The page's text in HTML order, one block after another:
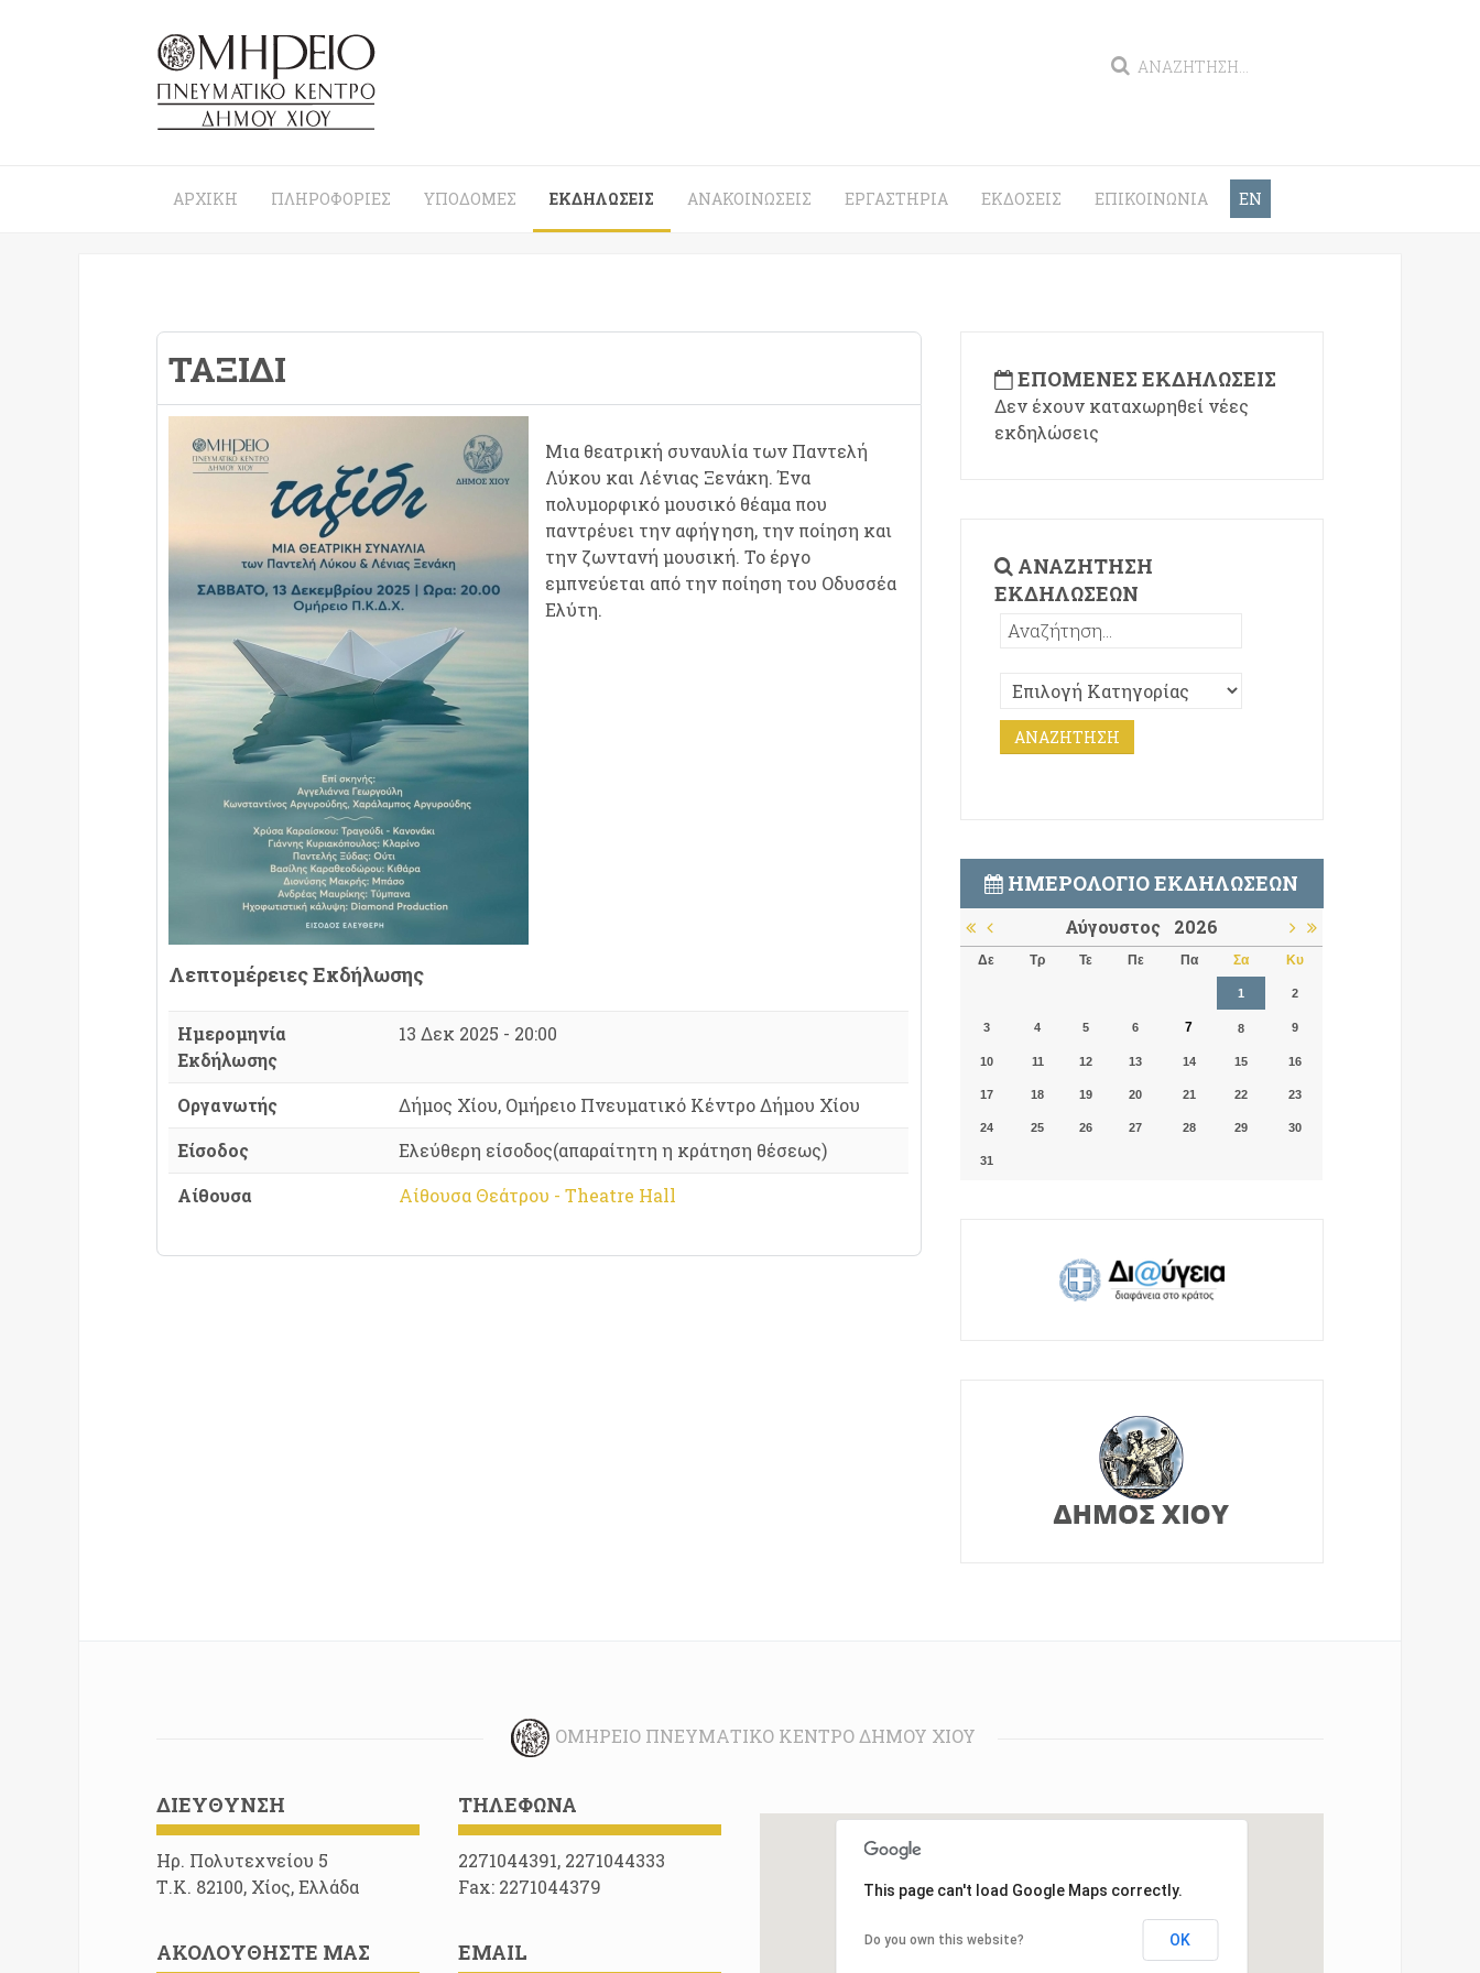
ΑΡΧΙΚΉ ΠΛΗΡΟΦΟΡΊΕΣ ΥΠΟΔΟΜΈΣ ΕΚΔΗΛΏΣΕΙΣ ΑΝΑΚΟΙΝΏΣΕΙΣ ΕΡΓΑΣΤΉΡΙΑ ΕΚΔΌΣΕΙΣ ΕΠΙΚΟΙΝΩΝΊΑ EN
ΤΑΞΊΔΙ
Μια θεατρική συναυλία των Παντελή
Λύκου και Λένιας Ξενάκη. Ένα
πολυμορφικό μουσικό θέαμα που
παντρέυει την αφήγηση, την ποίηση και
την ζωντανή μουσική. Το έργο
εμπνεύεται από την ποίηση του Οδυσσέα
Ελύτη.
Λεπτομέρειες Εκδήλωσης
Ημερομηνία
Εκδήλωσης
13 Δεκ 2025 - 20:00
Οργανωτής
Δήμος Χίου, Ομήρειο Πνευματικό Κέντρο Δήμου Χίου
Είσοδος
Ελεύθερη είσοδος(απαραίτητη η κράτηση θέσεως)
Αίθουσα
Αίθουσα Θεάτρου - Theatre Hall
ΕΠΌΜΕΝΕΣ ΕΚΔΗΛΏΣΕΙΣ
Δεν έχουν καταχωρηθεί νέες
εκδηλώσεις
ΑΝΑΖΉΤΗΣΗ
ΕΚΔΗΛΏΣΕΩΝ
ΗΜΕΡΟΛΌΓΙΟ ΕΚΔΗΛΏΣΕΩΝ
Αύγουστος 2026
Δε Τρ Τε Πε Πα Σα Κυ
1 2
3 4 5 6 7 8 9
10 11 12 13 14 15 16
17 18 19 20 21 22 23
24 25 26 27 28 29 30
31
ΟΜΉΡΕΙΟ ΠΝΕΥΜΑΤΙΚΌ ΚΈΝΤΡΟ ΔΉΜΟΥ ΧΊΟΥ
ΔΙΕΎΘΥΝΣΗ
Ηρ. Πολυτεχνείου 5
Τ.Κ. 82100, Χίος, Ελλάδα
ΑΚΟΛΟΥΘΉΣΤΕ ΜΑΣ
ΤΗΛΈΦΩΝΑ
2271044391, 2271044333
Fax: 2271044379
EMAIL
This page can't load Google Maps correctly.
Do you own this website? OK